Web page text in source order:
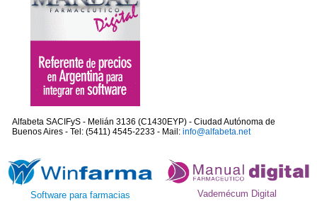
Alfabeta SACIFyS - Melián 3136 (C1430EYP) - Ciudad Autónoma de
Buenos Aires - Tel: (5411) 4545-2233 - Mail: info@alfabeta.net
Software para farmacias Vademécum Digital